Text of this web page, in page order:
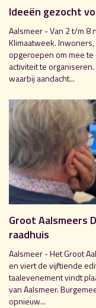
Ideeën gezocht
Aalsmeer - Van 2 t/m 8
Klimaatweek.
opgeroepen om mee
activiteit te
waarbij aandacht...
Groot Aalsmeers
raadhuis
Aalsmeer - Het Groot
en viert de vijftiende
taalevenement vindt
van Aalsmeer.
opnieuw...